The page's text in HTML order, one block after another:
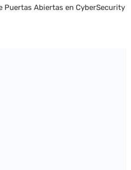
Puertas Abiertas en CyberSecurity